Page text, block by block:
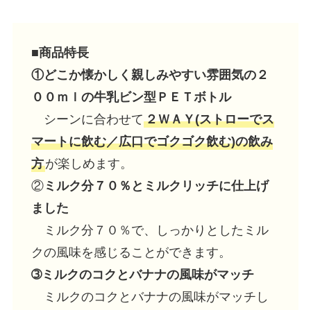
■商品特長
①どこか懐かしく親しみやすい雰囲気の２
００ｍｌの牛乳ビン型ＰＥＴボトル
シーンに合わせて２ＷＡＹ(ストローでス
マートに飲む／広口でゴクゴク飲む)の飲み
方が楽しめます。
②ミルク分７０％とミルクリッチに仕上げ
ました
ミルク分７０％で、しっかりとしたミル
クの風味を感じることができます。
➂ミルクのコクとバナナの風味がマッチ
ミルクのコクとバナナの風味がマッチし